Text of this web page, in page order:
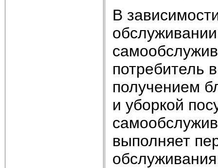
В
потребитель
получением
и уборкой
выполняет